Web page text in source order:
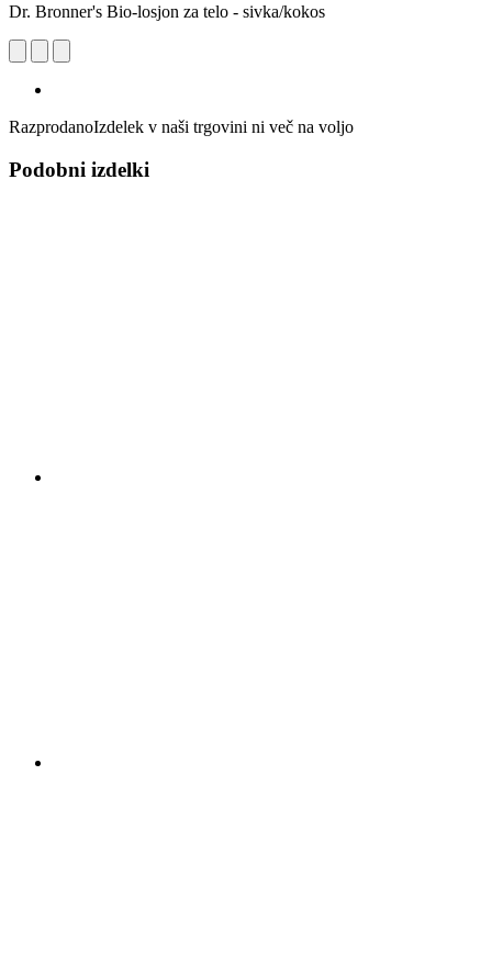
Dr. Bronner's Bio-losjon za telo - sivka/kokos
RazprodanoIzdelek v naši trgovini ni več na voljo
Podobni izdelki